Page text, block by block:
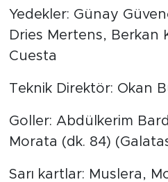
Yedekler: Günay
Dries Mertens, Berkan
Cuesta
Teknik Direktör: Okan
Goller: Abdülkerim
Morata (dk. 84)
Sarı kartlar: Muslera,